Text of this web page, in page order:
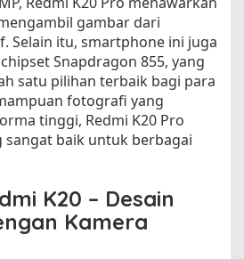
gambar dari
Selain itu, smartphone ini juga
Snapdragon 855, yang
satu pilihan terbaik bagi para
fotografi yang
tinggi, Redmi K20 Pro
sangat baik untuk berbagai
K20 – Desain
Kamera